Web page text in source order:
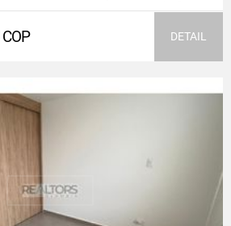
COP DETAIL
VIEW DETAILS